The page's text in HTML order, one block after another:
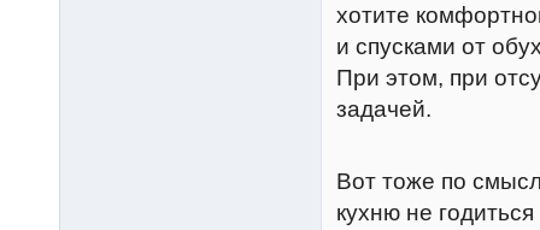
хотите
и спусками от
При этом, при
задачей.
Вот тоже по
кухню не